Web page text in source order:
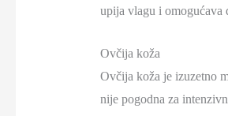
upija vlagu i omogućava
Ovčija koža
Ovčija koža je izuzetno
nije pogodna za